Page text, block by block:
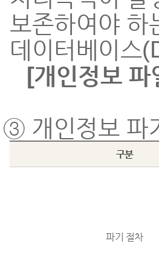
보존하여야 하
데이터베이스
[개인정보 파
③ 개인정보 파
구분
파기 절차